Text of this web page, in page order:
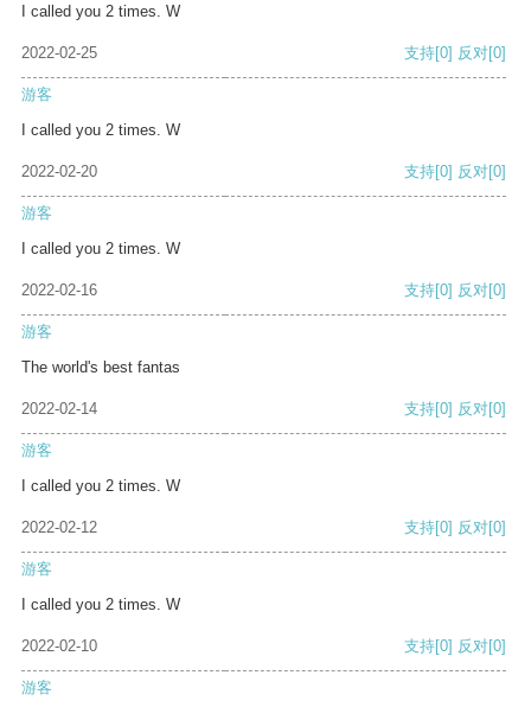
I called you 2 times. W
2022-02-25 支持[0] 反对[0]
游客
I called you 2 times. W
2022-02-20 支持[0] 反对[0]
游客
I called you 2 times. W
2022-02-16 支持[0] 反对[0]
游客
The world's best fantas
2022-02-14 支持[0] 反对[0]
游客
I called you 2 times. W
2022-02-12 支持[0] 反对[0]
游客
I called you 2 times. W
2022-02-10 支持[0] 反对[0]
游客